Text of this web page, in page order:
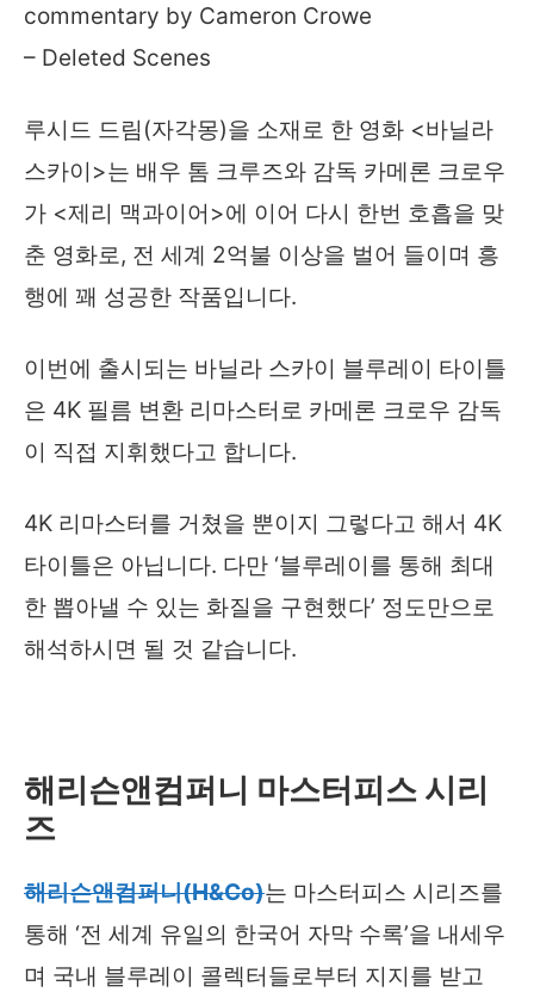
commentary by Cameron Crowe
– Deleted Scenes
루시드 드림(자각몽)을 소재로 한 영화 <바닐라
스카이>는 배우 톰 크루즈와 감독 카메론 크로우
가 <제리 맥과이어>에 이어 다시 한번 호흡을 맞
춘 영화로, 전 세계 2억불 이상을 벌어 들이며 흥
행에 꽤 성공한 작품입니다.
이번에 출시되는 바닐라 스카이 블루레이 타이틀
은 4K 필름 변환 리마스터로 카메론 크로우 감독
이 직접 지휘했다고 합니다.
4K 리마스터를 거쳤을 뿐이지 그렇다고 해서 4K
타이틀은 아닙니다. 다만 ‘블루레이를 통해 최대
한 뽑아낼 수 있는 화질을 구현했다’ 정도만으로
해석하시면 될 것 같습니다.
해리슨앤컴퍼니 마스터피스 시리
즈
해리슨앤컴퍼니(H&Co)는 마스터피스 시리즈를
통해 ‘전 세계 유일의 한국어 자막 수록’을 내세우
며 국내 블루레이 콜렉터들로부터 지지를 받고